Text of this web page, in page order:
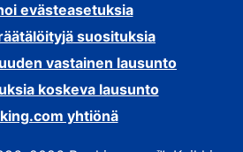
evästeasetuksia
suosituksia
vastainen lausunto
koskeva lausunto
yhtiönä